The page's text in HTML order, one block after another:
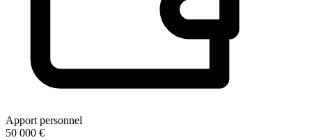
Apport personnel
50 000 €